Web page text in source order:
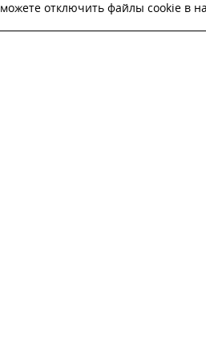
ОСТАВЬТЕ
можете отключить файлы cookie в